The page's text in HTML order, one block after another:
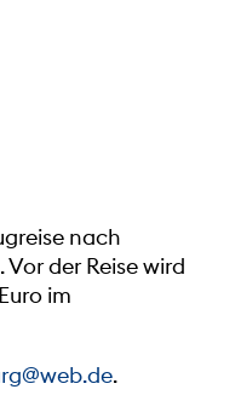
nach
der Reise wird
im
.